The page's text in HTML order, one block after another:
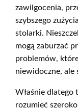
zawilgocenia,
szybszego
stolarki.
mogą zaburzać
problemów,
niewidoczne, ale
Właśnie dlatego
rozumieć